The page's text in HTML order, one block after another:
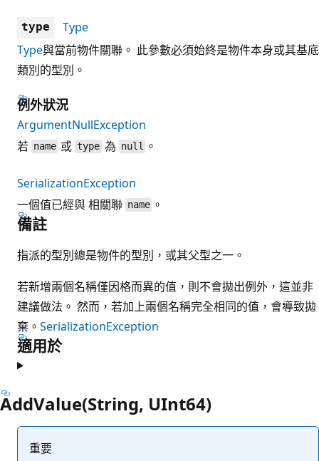
type
Type
Type與當前物件關聯。 此參數必須始終是物件本身或其基底
類別的型別。
例外狀況
ArgumentNullException
若 name 或type為 null 。
SerializationException
一個值已經與 相關聯 name 。
備註
指派的型別總是物件的型別，或其父型之一。
若新增兩個名稱僅因格而異的值，則不會拋出例外，這並非
建議做法。 然而，若加上兩個名稱完全相同的值，會導致拋
棄。 SerializationException
適用於
AddValue(String, UInt64)
重要